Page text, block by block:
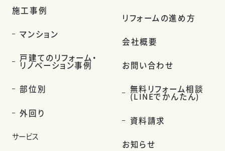
施工事例
マンション
戸建てのリフォーム・
リノベーション事例
部位別
外回り
サービス
リフォームの進め方
会社概要
お問い合わせ
無料リフォーム相談
(LINEでかんたん)
資料請求
お知らせ